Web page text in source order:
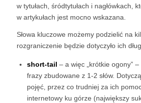
w tytułach, śródtytułach i nagłówkach,
w artykułach jest mocno wskazana.
Słowa kluczowe możemy podzielić na
rozgraniczenie będzie dotyczyło ich
short-tail – a więc „krótkie ogony”
frazy zbudowane z 1-2 słów.
pojęć, przez co trudniej za ich
internetowy ku górze (największy